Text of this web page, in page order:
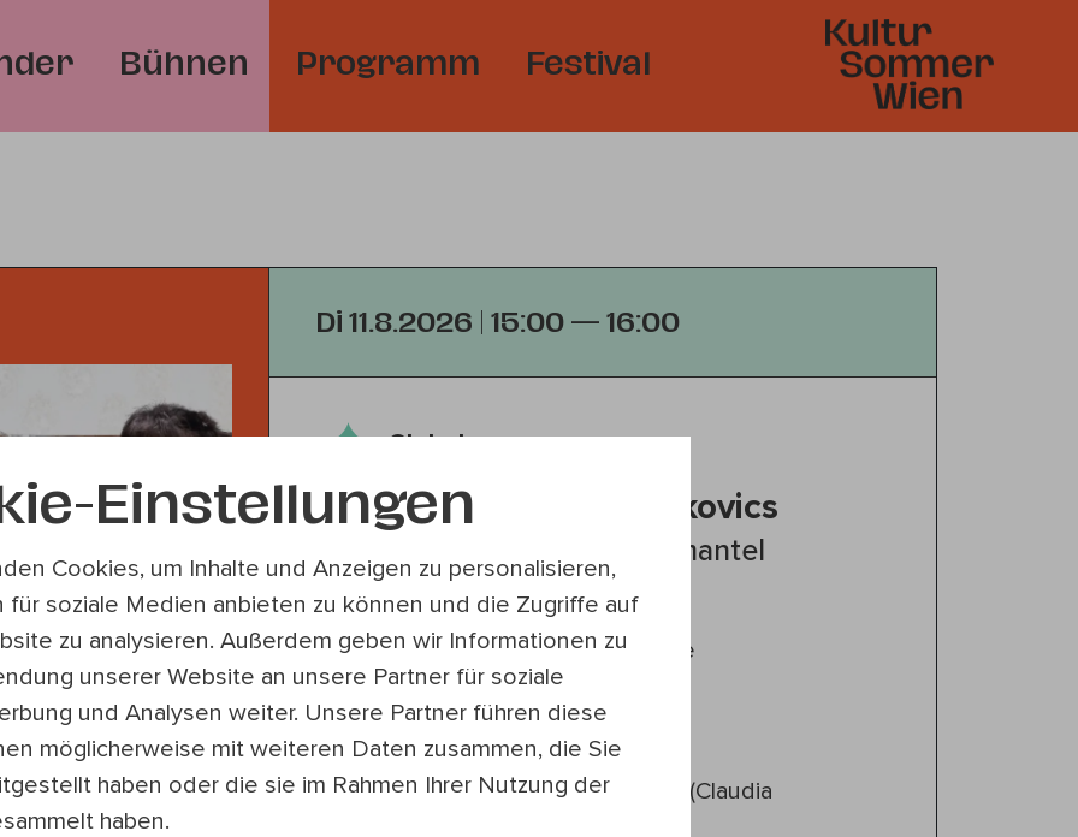
Bühnen Programm Festival
Di 11.8.2026 | 15:00 — 16:00
Global
Dobrek, Kugler & Markovics
Und trüge ich einen Notenmantel
15:00 — 16:00
18., Haus An der Türkenschanze
Deutsch, Polnisch
Im Kalender speichern
Und trüge ich einen Notenmantel (Claudia
Einstellungen
Cookies, um Inhalte und Anzeigen zu personalisieren,
für soziale Medien anbieten zu können und die Zugriffe auf
zu analysieren. Außerdem geben wir Informationen zu
unserer Website an unsere Partner für soziale
und Analysen weiter. Unsere Partner führen diese
möglicherweise mit weiteren Daten zusammen, die Sie
haben oder die sie im Rahmen Ihrer Nutzung der
haben.